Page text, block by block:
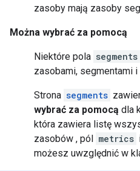
zasoby mają zasoby
Można wybrać za pomocą
Niektóre pola segments
zasobami, segmentami i
Strona segments
wybrać za pomocą dla
która zawiera listę
zasobów , pól metrics
możesz uwzględnić w